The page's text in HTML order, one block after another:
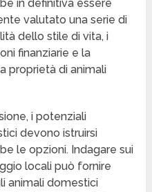
in definitiva essere
valutato una serie di
dello stile di vita, i
finanziarie e la
proprietà di animali
i potenziali
devono istruirsi
le opzioni. Indagare sui
locali può fornire
animali domestici